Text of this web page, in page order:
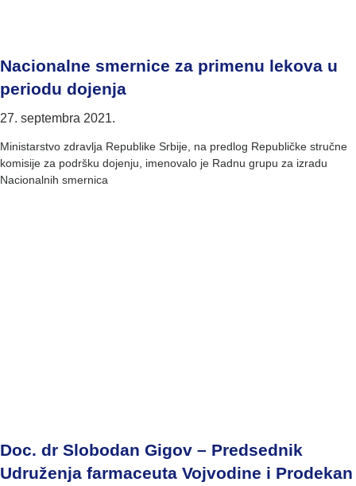
Nacionalne smernice za primenu lekova u
periodu dojenja
27. septembra 2021.
Ministarstvo zdravlja Republike Srbije, na predlog Republičke stručne
komisije za podršku dojenju, imenovalo je Radnu grupu za izradu
Nacionalnih smernica
Doc. dr Slobodan Gigov – Predsednik
Udruženja farmaceuta Vojvodine i Prodekan